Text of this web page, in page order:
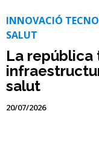
INNOVACIÓ
SALUT
La república
salut
20/07/2026